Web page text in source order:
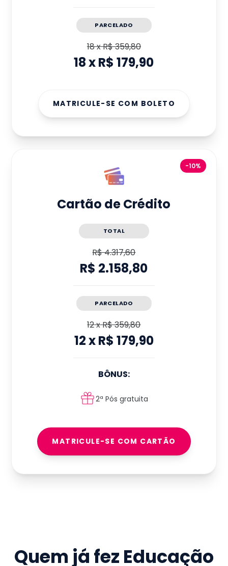
PARCELADO
18xR$ 359,80
18xR$ 179,90
MATRICULE-SE COM BOLETO
-10%
Cartão de Crédito
TOTAL
R$ 4.317,60
R$ 2.158,80
PARCELADO
12xR$ 359,80
12xR$ 179,90
BÔNUS:
2ª Pós gratuita
MATRICULE-SE COM CARTÃO
Quem já fez Educação